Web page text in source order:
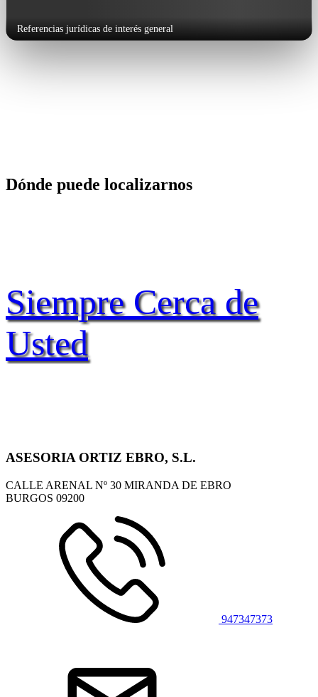
Referencias jurídicas de interés general
Dónde puede localizarnos
Siempre Cerca de
Usted
ASESORIA ORTIZ EBRO, S.L.
CALLE ARENAL Nº 30 MIRANDA DE EBRO
BURGOS 09200
947347373